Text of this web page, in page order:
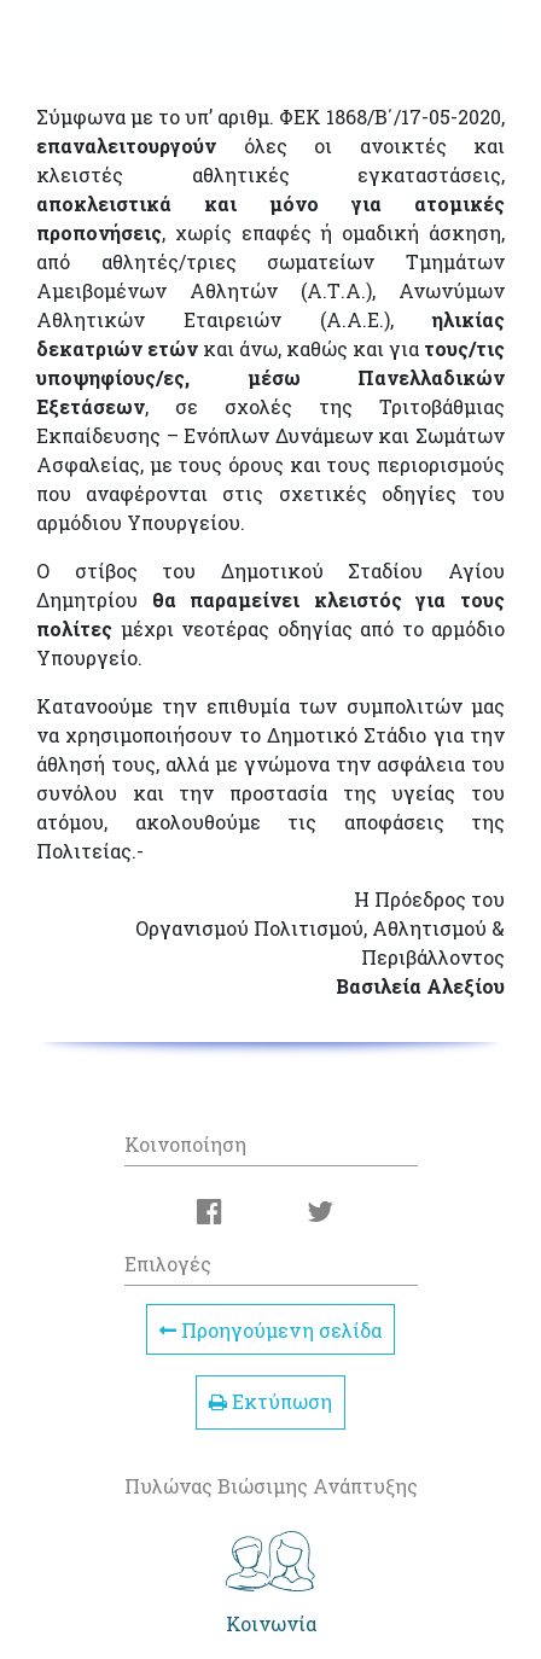
Σύμφωνα με το υπ’ αριθμ. ΦΕΚ 1868/Β΄/17-05-2020,
επαναλειτουργούν όλες οι ανοικτές και
κλειστές αθλητικές εγκαταστάσεις,
αποκλειστικά και μόνο για ατομικές
προπονήσεις, χωρίς επαφές ή ομαδική άσκηση,
από αθλητές/τριες σωματείων Τμημάτων
Αμειβομένων Αθλητών (Α.Τ.Α.), Ανωνύμων
Αθλητικών Εταιρειών (Α.Α.Ε.),ηλικίας
δεκατριών ετών και άνω, καθώς και για τους/τις
υποψηφίους/ες,
μέσω Πανελλαδικών
Εξετάσεων, σε σχολές της Τριτοβάθμιας
Εκπαίδευσης – Ενόπλων Δυνάμεων και Σωμάτων
Ασφαλείας, με τους όρους και τους περιορισμούς
που αναφέρονται στις σχετικές οδηγίες του
αρμόδιου Υπουργείου.
Ο στίβος του Δημοτικού Σταδίου Αγίου
Δημητρίου θα παραμείνει κλειστός για τους
πολίτες μέχρι νεοτέρας οδηγίας από το αρμόδιο
Υπουργείο.
Κατανοούμε την επιθυμία των συμπολιτών μας
να χρησιμοποιήσουν το Δημοτικό Στάδιο για την
άθλησή τους, αλλά με γνώμονα την ασφάλεια του
συνόλου και την προστασία της υγείας του
ατόμου, ακολουθούμε τις αποφάσεις της
Πολιτείας.-
Η Πρόεδρος του
Οργανισμού Πολιτισμού, Αθλητισμού &
Περιβάλλοντος
Βασιλεία Αλεξίου
Κοινοποίηση
Επιλογές
Προηγούμενη σελίδα
Εκτύπωση
Πυλώνας Βιώσιμης Ανάπτυξης
Κοινωνία